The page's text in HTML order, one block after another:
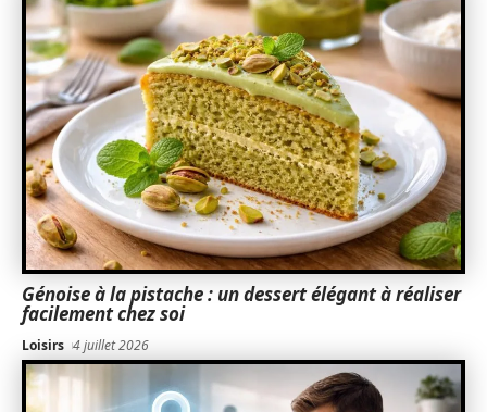
Génoise à la pistache : un dessert élégant à réaliser
facilement chez soi
Loisirs 4 juillet 2026